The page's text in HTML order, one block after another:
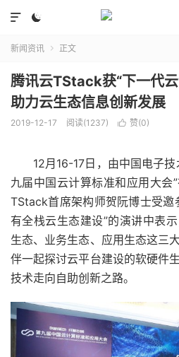


新闻资讯  正文
腾讯云TStack获“下一代云
助力云生态信息创新发展
2019-12-17 阅读(1237)  赞(0)
12月16-17日，由中国电子
九届中国云计算标准和应用大会
TStack首席架构师贺阮博士受邀
有全栈云生态建设”的演讲中表
生态、业务生态、应用生态这三
伴一起探讨云平台建设的软硬件
技术走向自助创新之路。